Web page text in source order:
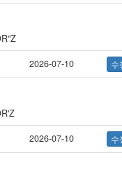
2026-07-10
2026-07-10